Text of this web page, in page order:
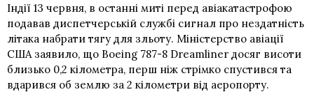
Індії 13 червня, в останні миті перед авіакатастрофою
подавав диспетчерській службі сигнал про нездатність
літака набрати тягу для зльоту. Міністерство авіації
США заявило, що Boeing 787-8 Dreamliner досяг висоти
близько 0,2 кілометра, перш ніж стрімко спустився та
вдарився об землю за 2 кілометри від аеропорту.